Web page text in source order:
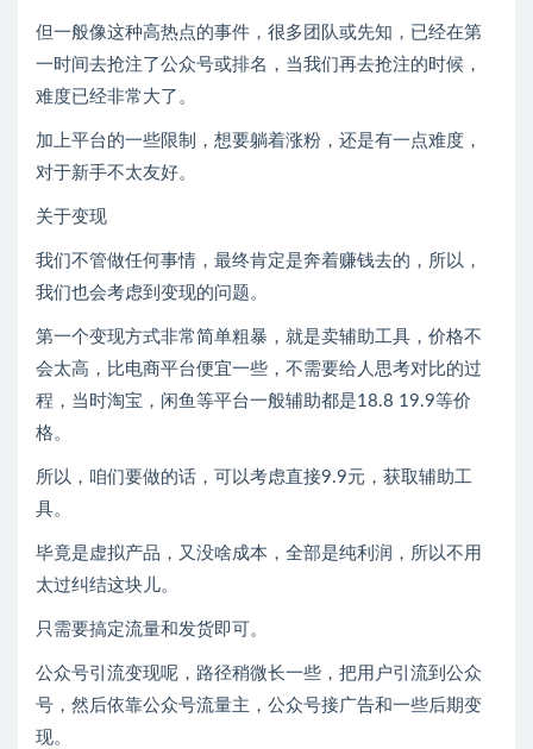
但一般像这种高热点的事件，很多团队或先知，已经在第
一时间去抢注了公众号或排名，当我们再去抢注的时候，
难度已经非常大了。
加上平台的一些限制，想要躺着涨粉，还是有一点难度，
对于新手不太友好。
关于变现
我们不管做任何事情，最终肯定是奔着赚钱去的，所以，
我们也会考虑到变现的问题。
第一个变现方式非常简单粗暴，就是卖辅助工具，价格不
会太高，比电商平台便宜一些，不需要给人思考对比的过
程，当时淘宝，闲鱼等平台一般辅助都是18.8 19.9等价
格。
所以，咱们要做的话，可以考虑直接9.9元，获取辅助工
具。
毕竟是虚拟产品，又没啥成本，全部是纯利润，所以不用
太过纠结这块儿。
只需要搞定流量和发货即可。
公众号引流变现呢，路径稍微长一些，把用户引流到公众
号，然后依靠公众号流量主，公众号接广告和一些后期变
现。